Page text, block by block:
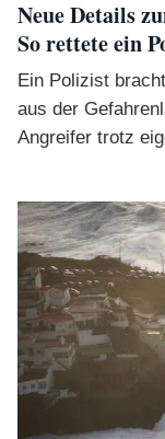
Neue Details
So rettete ein
Ein Polizist
aus der
Angreifer trotz